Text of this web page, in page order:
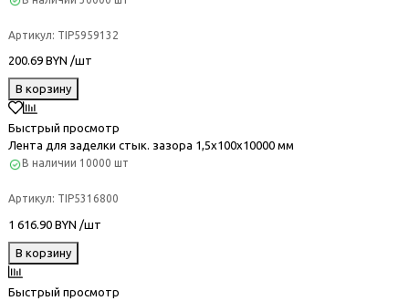
Артикул: TIP5959132
200.69 BYN /шт
В корзину
Быстрый просмотр
Лента для заделки стык. зазора 1,5х100х10000 мм
В наличии 10000 шт
Артикул: TIP5316800
1 616.90 BYN /шт
В корзину
Быстрый просмотр